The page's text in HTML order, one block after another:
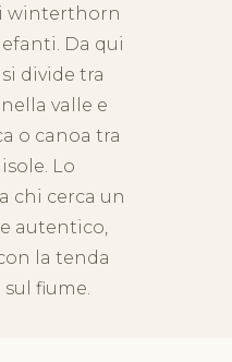
winterthorn
Da qui
divide tra
valle e
o canoa tra
Lo
chi cerca un
autentico,
la tenda
fiume.